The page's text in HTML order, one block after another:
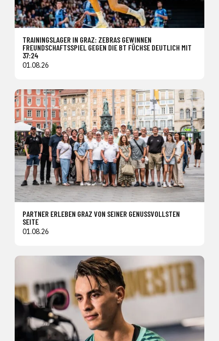
TRAININGSLAGER IN GRAZ: ZEBRAS GEWINNEN
FREUNDSCHAFTSSPIEL GEGEN DIE BT FÜCHSE DEUTLICH MIT
37:24
01.08.26
PARTNER ERLEBEN GRAZ VON SEINER GENUSSVOLLSTEN
SEITE
01.08.26